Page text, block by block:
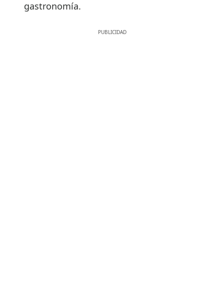
gastronomía.